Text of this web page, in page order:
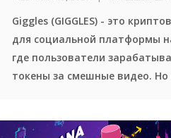
Giggles (GIGGLES) - это
для социальной платформы
где пользователи
токены за смешные видео. Но
отличаются, почему цена